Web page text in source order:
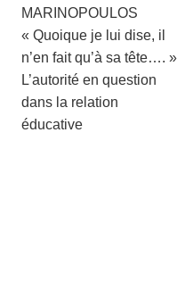
MARINOPOULOS
« Quoique je lui dise, il
n’en fait qu’à sa tête…. »
L’autorité en question
dans la relation
éducative